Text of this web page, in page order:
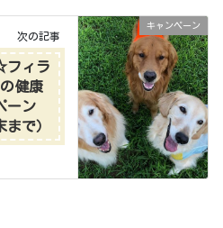
キャンペーン
次の記事
フィラ
健康
ーン
まで）